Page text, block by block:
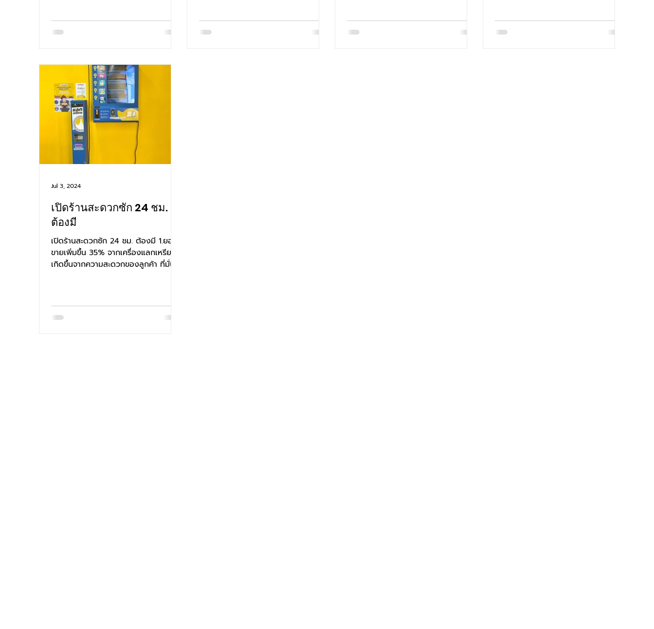
เปิดร้านสะดวกซัก 24 ชม.
ต้องมี
เปิดร้านสะดวกซัก 24 ชม. ต้องมี 1.ยอด
ขายเพิ่มขึ้น 35% จากเครื่องแลกเหรียญ
เกิดขึ้นจากความสะดวกของลูกค้า ที่มั่นใจ
Jul 3, 2024